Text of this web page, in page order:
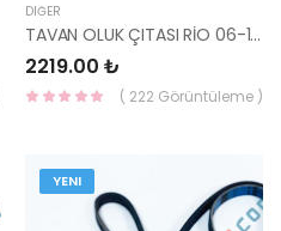
DIĞER
TAVAN OLUK ÇITASI RİO 06-11 SAĞ SEDAN 87241-1G000-HMC
2219.00 ₺
( 222 Görüntüleme )
YENI